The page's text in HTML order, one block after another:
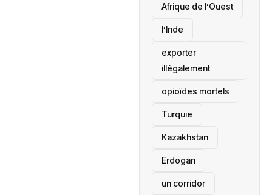
Afrique de l’Ouest
l’Inde
exporter
illégalement
opioïdes mortels
‎Turquie
Kazakhstan
Erdogan
un corridor